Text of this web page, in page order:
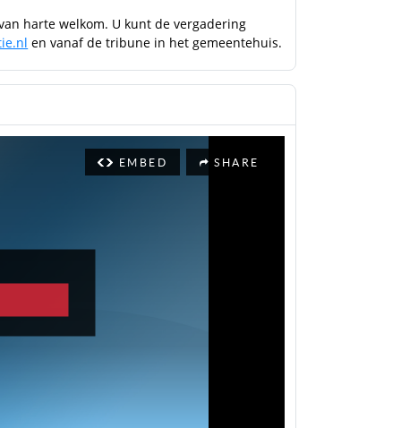
harte welkom. U kunt de vergadering
en vanaf de tribune in het gemeentehuis.